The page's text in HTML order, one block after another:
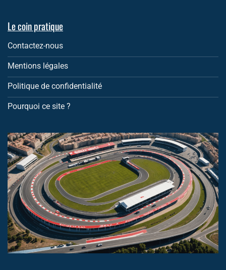
Le coin pratique
Contactez-nous
Mentions légales
Politique de confidentialité
Pourquoi ce site ?